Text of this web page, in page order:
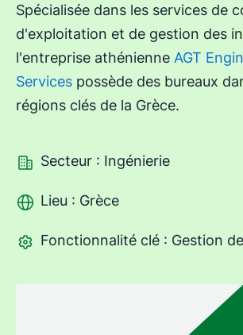
Spécialisée dans les services de
d'exploitation et de gestion des
l'entreprise athénienne AGT
Services possède des bureaux
régions clés de la Grèce.
Secteur : Ingénierie
Lieu : Grèce
Fonctionnalité clé : Gestion